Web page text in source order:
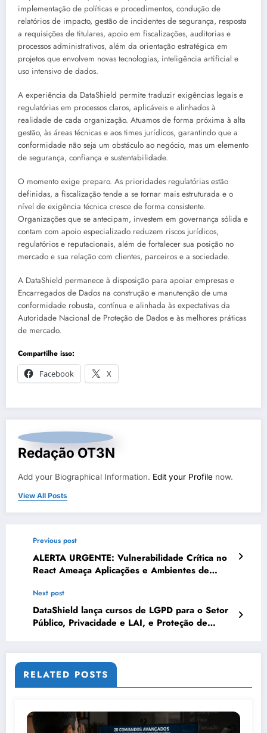
implementação de políticas e procedimentos, condução de
relatórios de impacto, gestão de incidentes de segurança, resposta
a requisições de titulares, apoio em fiscalizações, auditorias e
processos administrativos, além da orientação estratégica em
projetos que envolvem novas tecnologias, inteligência artificial e
uso intensivo de dados.
A experiência da DataShield permite traduzir exigências legais e
regulatórias em processos claros, aplicáveis e alinhados à
realidade de cada organização. Atuamos de forma próxima à alta
gestão, às áreas técnicas e aos times jurídicos, garantindo que a
conformidade não seja um obstáculo ao negócio, mas um elemento
de segurança, confiança e sustentabilidade.
O momento exige preparo. As prioridades regulatórias estão
definidas, a fiscalização tende a se tornar mais estruturada e o
nível de exigência técnica cresce de forma consistente.
Organizações que se antecipam, investem em governança sólida e
contam com apoio especializado reduzem riscos jurídicos,
regulatórios e reputacionais, além de fortalecer sua posição no
mercado e sua relação com clientes, parceiros e a sociedade.
A DataShield permanece à disposição para apoiar empresas e
Encarregados de Dados na construção e manutenção de uma
conformidade robusta, contínua e alinhada às expectativas da
Autoridade Nacional de Proteção de Dados e às melhores práticas
de mercado.
Compartilhe isso:
Facebook
X
Redação OT3N
Add your Biographical Information. Edit your Profile now.
View All Posts
Previous post
ALERTA URGENTE: Vulnerabilidade Crítica no
React Ameaça Aplicações e Ambientes de
Next post
DataShield lança cursos de LGPD para o Setor
Público, Privacidade e LAI, e Proteção de
RELATED POSTS